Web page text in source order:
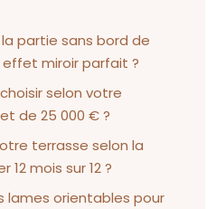
partie sans bord de
miroir parfait ?
selon votre
de 25 000 € ?
terrasse selon la
mois sur 12 ?
orientables pour